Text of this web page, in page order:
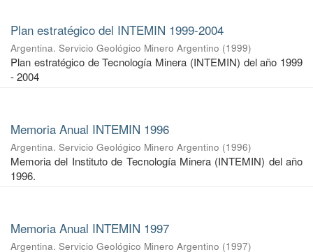
Plan estratégico del INTEMIN 1999-2004
Argentina. Servicio Geológico Minero Argentino (1999)
Plan estratégico de Tecnología Minera (INTEMIN) del año 1999
- 2004
Memoria Anual INTEMIN 1996
Argentina. Servicio Geológico Minero Argentino (1996)
Memoria del Instituto de Tecnología Minera (INTEMIN) del año
1996.
Memoria Anual INTEMIN 1997
Argentina. Servicio Geológico Minero Argentino (1997)